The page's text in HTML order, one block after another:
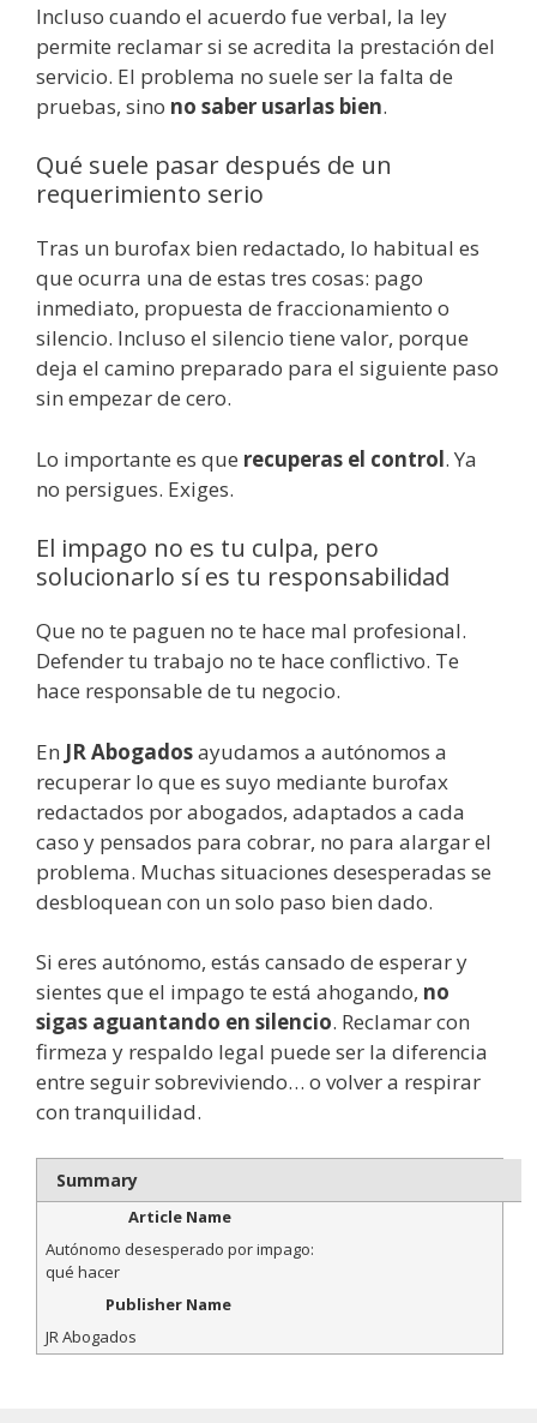
Incluso cuando el acuerdo fue verbal, la ley
permite reclamar si se acredita la prestación del
servicio. El problema no suele ser la falta de
pruebas, sino no saber usarlas bien.
Qué suele pasar después de un
requerimiento serio
Tras un burofax bien redactado, lo habitual es
que ocurra una de estas tres cosas: pago
inmediato, propuesta de fraccionamiento o
silencio. Incluso el silencio tiene valor, porque
deja el camino preparado para el siguiente paso
sin empezar de cero.
Lo importante es que recuperas el control. Ya
no persigues. Exiges.
El impago no es tu culpa, pero
solucionarlo sí es tu responsabilidad
Que no te paguen no te hace mal profesional.
Defender tu trabajo no te hace conflictivo. Te
hace responsable de tu negocio.
En JR Abogadosayudamos a autónomos a
recuperar lo que es suyo mediante burofax
redactados por abogados, adaptados a cada
caso y pensados para cobrar, no para alargar el
problema. Muchas situaciones desesperadas se
desbloquean con un solo paso bien dado.
Si eres autónomo, estás cansado de esperar y
sientes que el impago te está ahogando, no
sigas aguantando en silencio. Reclamar con
firmeza y respaldo legal puede ser la diferencia
entre seguir sobreviviendo… o volver a respirar
con tranquilidad.
Summary
Article Name
Autónomo desesperado por impago:
qué hacer
Publisher Name
JR Abogados